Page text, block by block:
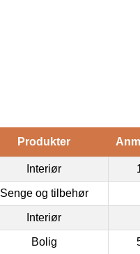
Produkter
Interiør
Senge og tilbehør
Interiør
Bolig